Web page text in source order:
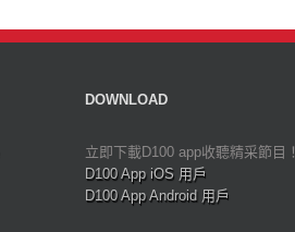
DOWNLOAD
立即下載D100 app收聽精采節目！
D100 App iOS 用戶
D100 App Android 用戶